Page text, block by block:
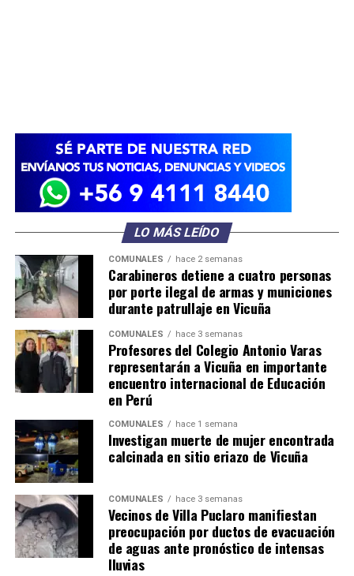
LO MÁS LEÍDO
COMUNALES hace 2 semanas
Carabineros detiene a cuatro personas
por porte ilegal de armas y municiones
durante patrullaje en Vicuña
COMUNALES hace 3 semanas
Profesores del Colegio Antonio Varas
representarán a Vicuña en importante
encuentro internacional de Educación
en Perú
COMUNALES hace 1 semana
Investigan muerte de mujer encontrada
calcinada en sitio eriazo de Vicuña
COMUNALES hace 3 semanas
Vecinos de Villa Puclaro manifiestan
preocupación por ductos de evacuación
de aguas ante pronóstico de intensas
lluvias